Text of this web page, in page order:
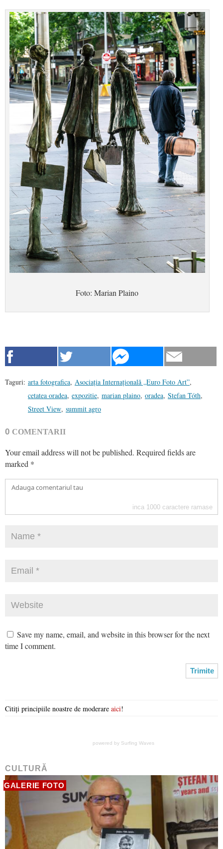
Foto: Marian Plaino
Taguri: arta fotografica, Asociația Internațională „Euro Foto Art”,
cetatea oradea, expozitie, marian plaino, oradea, Stefan Tóth,
Street View, summit agro
0 COMENTARII
Your email address will not be published. Required fields are
marked *
inca 1000 caractere ramase
Save my name, email, and website in this browser for the next
time I comment.
Citiți principiile noastre de moderare aici!
powered by Surfing Waves
CULTURĂ
GALERIE FOTO